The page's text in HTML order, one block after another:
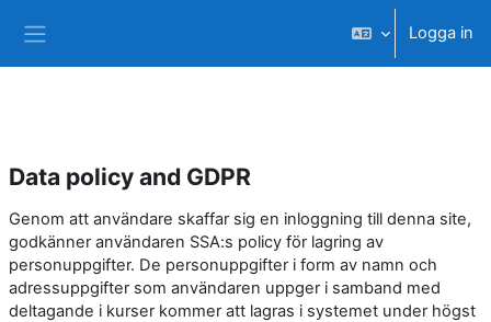
Logga in
Data policy and GDPR
Genom att användare skaffar sig en inloggning till denna site,
godkänner användaren SSA:s policy för lagring av
personuppgifter. De personuppgifter i form av namn och
adressuppgifter som användaren uppger i samband med
deltagande i kurser kommer att lagras i systemet under högst